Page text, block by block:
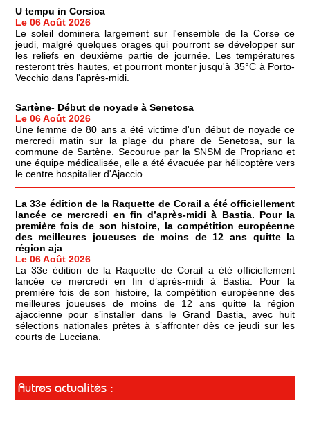
U tempu in Corsica
Le 06 Août 2026
Le soleil dominera largement sur l'ensemble de la Corse ce
jeudi, malgré quelques orages qui pourront se développer sur
les reliefs en deuxième partie de journée. Les températures
resteront très hautes, et pourront monter jusqu'à 35°C à Porto-
Vecchio dans l'après-midi.
Sartène- Début de noyade à Senetosa
Le 06 Août 2026
Une femme de 80 ans a été victime d'un début de noyade ce
mercredi matin sur la plage du phare de Senetosa, sur la
commune de Sartène. Secourue par la SNSM de Propriano et
une équipe médicalisée, elle a été évacuée par hélicoptère vers
le centre hospitalier d'Ajaccio.
La 33e édition de la Raquette de Corail a été officiellement
lancée ce mercredi en fin d’après-midi à Bastia. Pour la
première fois de son histoire, la compétition européenne
des meilleures joueuses de moins de 12 ans quitte la
région aja
Le 06 Août 2026
La 33e édition de la Raquette de Corail a été officiellement
lancée ce mercredi en fin d’après-midi à Bastia. Pour la
première fois de son histoire, la compétition européenne des
meilleures joueuses de moins de 12 ans quitte la région
ajaccienne pour s’installer dans le Grand Bastia, avec huit
sélections nationales prêtes à s’affronter dès ce jeudi sur les
courts de Lucciana.
Autres actualités :